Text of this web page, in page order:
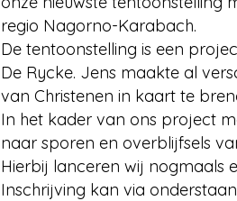
regio Nagorno-Karabach.
De tentoonstelling is een
De Rycke. Jens maakte al
van Christenen in kaart te
In het kader van ons project
naar sporen en overblijfsels
Hierbij lanceren wij nogmaals
Inschrijving kan via